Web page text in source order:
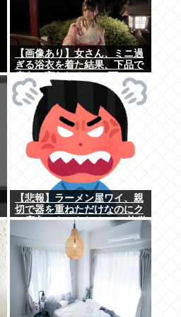
【画像あり】女さん、ミニ過
ぎる浴衣を着た結果、下品で
痴女と言われる→2.4万いい
ね
【悲報】ラーメン屋ワイ、親
切で器を重ねただけなのにク
ソ店主にキレられる ←…礼儀
正しいワイが悪いか？